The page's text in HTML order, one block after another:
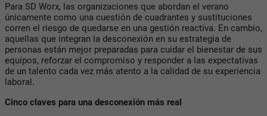
Para SD Worx, las organizaciones que abordan el verano
únicamente como una cuestión de cuadrantes y sustituciones
corren el riesgo de quedarse en una gestión reactiva. En cambio,
aquellas que integran la desconexión en su estrategia de
personas están mejor preparadas para cuidar el bienestar de sus
equipos, reforzar el compromiso y responder a las expectativas
de un talento cada vez más atento a la calidad de su experiencia
laboral.
Cinco claves para una desconexión más real